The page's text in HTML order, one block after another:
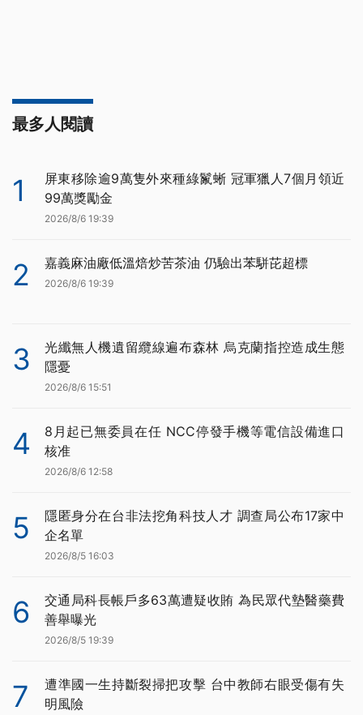
最多人閱讀
1
屏東移除逾9萬隻外來種綠鬣蜥 冠軍獵人7個月領近
99萬獎勵金
2026/8/6 19:39
2 嘉義麻油廠低溫焙炒苦茶油 仍驗出苯駢芘超標
2026/8/6 19:39
3
光纖無人機遺留纜線遍布森林 烏克蘭指控造成生態
隱憂
2026/8/6 15:51
4
8月起已無委員在任 NCC停發手機等電信設備進口
核准
2026/8/6 12:58
5
隱匿身分在台非法挖角科技人才 調查局公布17家中
企名單
2026/8/5 16:03
6
交通局科長帳戶多63萬遭疑收賄 為民眾代墊醫藥費
善舉曝光
2026/8/5 19:39
7
遭準國一生持斷裂掃把攻擊 台中教師右眼受傷有失
明風險